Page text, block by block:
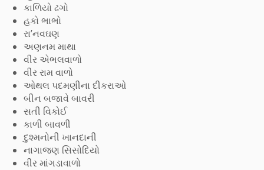
કાળિયો ઢગો
હકો ભાભો
રા’નવઘણ
અણનમ માથા
વીર એભલવાળો
વીર રામ વાળો
ઓથલ પદમણીના દીકરાઓ
બીન બજાવે બાવરી
સતી વિકોઈ
કાળી બાવળી
દુશ્મનોની ખાનદાની
નાગાજણ સિસોદિયો
વીર માંગડાવાળો